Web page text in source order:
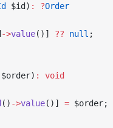
$id) : ?Order
->value()] ?? null ;
$order) :
void
() ->value()] = $order;